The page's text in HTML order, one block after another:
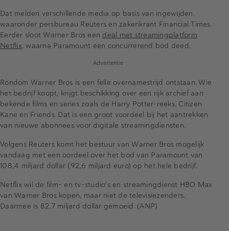
Dat melden verschillende media op basis van ingewijden,
waaronder persbureau Reuters en zakenkrant Financial Times.
Eerder sloot Warner Bros een deal met streamingplatform
Netflix, waarna Paramount een concurrerend bod deed.
Advertentie
Rondom Warner Bros is een felle overnamestrijd ontstaan. Wie
het bedrijf koopt, krijgt beschikking over een rijk archief aan
bekende films en series zoals de Harry Potter-reeks, Citizen
Kane en Friends. Dat is een groot voordeel bij het aantrekken
van nieuwe abonnees voor digitale streamingdiensten.
Volgens Reuters komt het bestuur van Warner Bros mogelijk
vandaag met een oordeel over het bod van Paramount van
108,4 miljard dollar (92,6 miljard euro) op het hele bedrijf.
Netflix wil de film- en tv-studio's en streamingdienst HBO Max
van Warner Bros kopen, maar niet de televisiezenders.
Daarmee is 82,7 miljard dollar gemoeid. (ANP)